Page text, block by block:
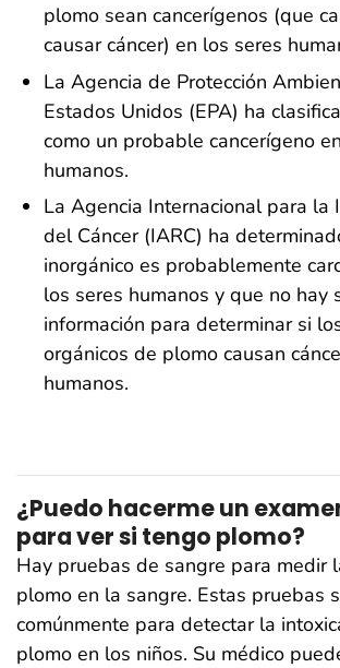
plomo sean cancerígenos (que
causar cáncer) en los seres
La Agencia de Protección
Estados Unidos (EPA) ha
como un probable cancerígeno
humanos.
La Agencia Internacional para la
del Cáncer (IARC) ha
inorgánico es probablemente
los seres humanos y que no hay
información para determinar si
orgánicos de plomo causan
humanos.
¿Puedo hacerme un
para ver si tengo plomo?
Hay pruebas de sangre para medir
plomo en la sangre. Estas pruebas
comúnmente para detectar la
plomo en los niños. Su médico